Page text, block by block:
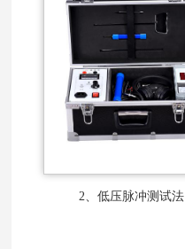
2、低压脉冲测试法